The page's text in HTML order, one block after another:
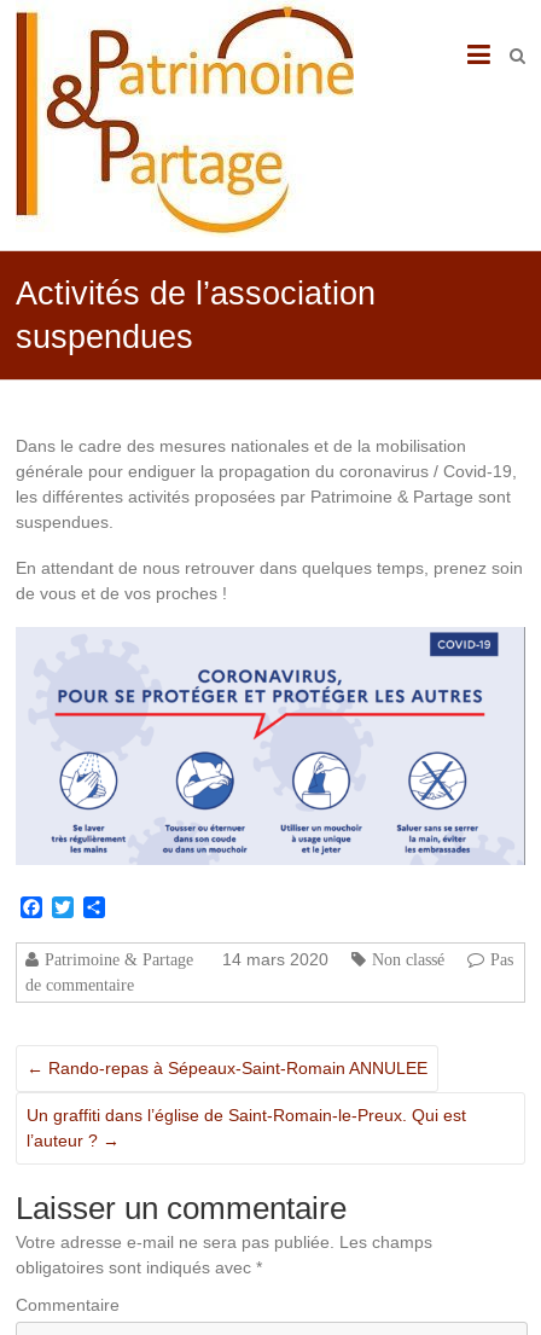
PATRIMOINE
PARTAGE
Activités de l’association
suspendues
Dans le cadre des mesures nationales et de la mobilisation
générale pour endiguer la propagation du coronavirus / Covid-19,
les différentes activités proposées par Patrimoine & Partage sont
suspendues.
En attendant de nous retrouver dans quelques temps, prenez soin
de vous et de vos proches !
Facebook
Twitter
Patrimoine & Partage 14 mars 2020 Non classé
Pas
de commentaire
← Rando-repas à Sépeaux-Saint-Romain ANNULEE
Un graffiti dans l’église de Saint-Romain-le-Preux. Qui est
l’auteur ? →
Laisser un commentaire
Votre adresse e-mail ne sera pas publiée.
Les champs
obligatoires sont indiqués avec*
Commentaire